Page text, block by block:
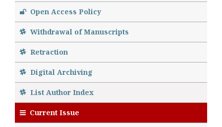
Open Access Policy
Withdrawal of Manuscripts
Retraction
Digital Archiving
List Author Index
Current Issue